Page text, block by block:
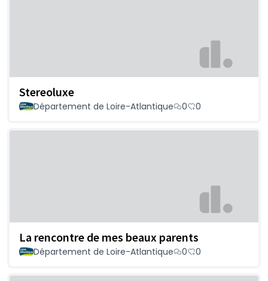
Stereoluxe
Département de Loire-Atlantique 0 0
La rencontre de mes beaux parents
Département de Loire-Atlantique 0 0